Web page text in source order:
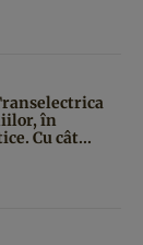
în
Cu cât...